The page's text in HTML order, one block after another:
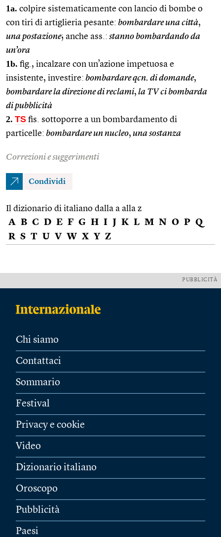
1a. colpire sistematicamente con lancio di bombe o
con tiri di artiglieria pesante: bombardare una città,
una postazione; anche ass.: stanno bombardando da
un’ora
1b. fig., incalzare con un’azione impetuosa e
insistente, investire: bombardare qcn. di domande,
bombardare la direzione di reclami, la TV ci bombarda
di pubblicità
2. TS fis. sottoporre a un bombardamento di
particelle: bombardare un nucleo, una sostanza
Correzioni e suggerimenti
Condividi
Il dizionario di italiano dalla a alla z
A B C D E F G H I J K L M N O P Q
R S T U V W X Y Z
PUBBLICITÀ
Chi siamo
Contattaci
Sommario
Festival
Privacy e cookie
Video
Dizionario italiano
Oroscopo
Pubblicità
Paesi